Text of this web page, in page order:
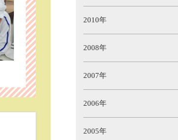
2010年
2008年
2007年
2006年
2005年